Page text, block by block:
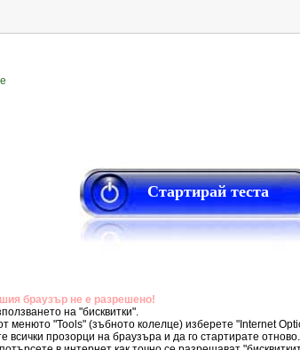
Стартирай теста
браузър не е разрешено!
на "бисквитки".
менюто "Tools" (зъбното колелце) изберете "Internet
прозорци на браузъра и да го стартирате отново.